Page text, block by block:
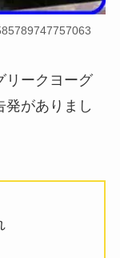
リークヨーグ
発がありまし